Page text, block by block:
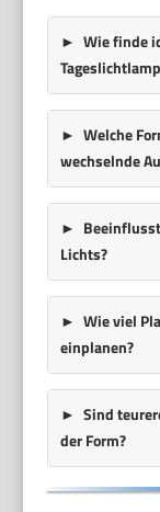
Wie finde
Welche
wechselnde
Lichts?
Wie viel
einplanen?
Sind
der Form?